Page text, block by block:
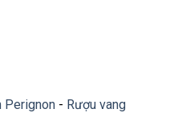
Perignon- Rượu vang